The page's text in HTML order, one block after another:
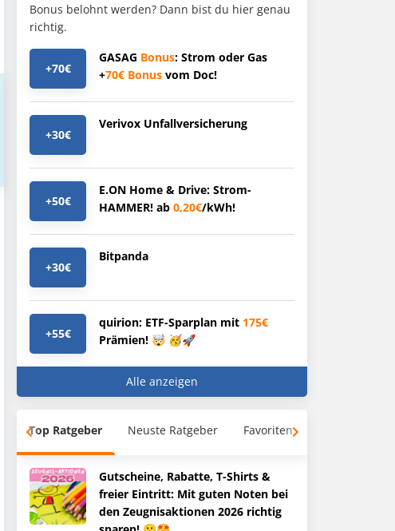
Bonus belohnt werden? Dann bist du hier genau
richtig.
+70€
GASAG Bonus: Strom oder Gas
+70€ Bonus vom Doc!
+30€
Verivox Unfallversicherung
+50€
E.ON Home & Drive: Strom-
HAMMER! ab 0,20€/kWh!
+30€
Bitpanda
+55€
quirion: ETF-Sparplan mit 175€
Prämien! 🤯 🥳🚀
Alle anzeigen
Top Ratgeber Neuste Ratgeber Favoriten
Gutscheine, Rabatte, T-Shirts &
freier Eintritt: Mit guten Noten bei
den Zeugnisaktionen 2026 richtig